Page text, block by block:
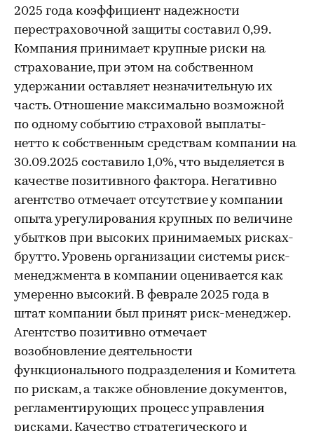
2025 года коэффициент надежности
перестраховочной защиты составил 0,99.
Компания принимает крупные риски на
страхование, при этом на собственном
удержании оставляет незначительную их
часть. Отношение максимально возможной
по одному событию страховой выплаты-
нетто к собственным средствам компании на
30.09.2025 составило 1,0%, что выделяется в
качестве позитивного фактора. Негативно
агентство отмечает отсутствие у компании
опыта урегулирования крупных по величине
убытков при высоких принимаемых рисках-
брутто. Уровень организации системы риск-
менеджмента в компании оценивается как
умеренно высокий. В феврале 2025 года в
штат компании был принят риск-менеджер.
Агентство позитивно отмечает
возобновление деятельности
функционального подразделения и Комитета
по рискам, а также обновление документов,
регламентирующих процесс управления
рисками. Качество стратегического и